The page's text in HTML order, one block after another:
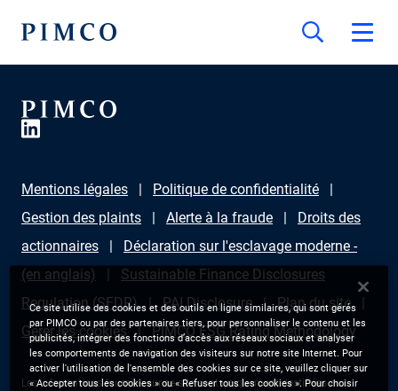
Mentions légales
Politique de confidentialité
Gestion des plaints
Alerte à la fraude
Droits des
actionnaires
Déclaration sur l'esclavage moderne -
(en anglais)
Sustainable Finance Disclosures
Regulation (SFDR)
PAI Disclosure
Plan du site
Gérer les cookies
PIMCO ESG Rating Methodology
Les informations fournies sur ce site sont uniquement destinées aux
Ce site utilise des cookies et des outils en ligne similaires, qui sont gérés
par PIMCO ou par des partenaires tiers, pour personnaliser le contenu et les
publicités, intégrer des fonctions d’accès aux réseaux sociaux et analyser
les comportements de navigation des visiteurs sur notre site Internet. Pour
activer l'utilisation de l'ensemble des cookies sur ce site, veuillez cliquer sur
« Accepter tous les cookies » ou « Refuser tous les cookies ». Pour choisir